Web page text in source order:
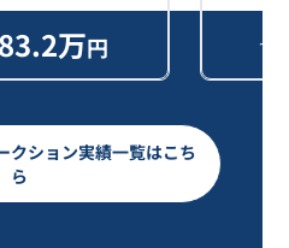
万円 セ
クション実績一覧はこち
ら